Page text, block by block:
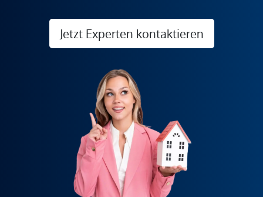
Jetzt Experten kontaktieren